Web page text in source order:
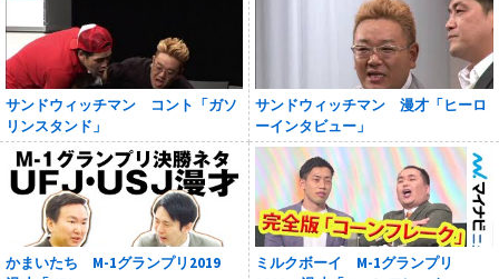
サンドウィッチマン コント「ガソ
リンスタンド」
サンドウィッチマン 漫才「ヒーロ
ーインタビュー」
かまいたち M-1グランプリ2019
ミルクボーイ M-1グランプリ